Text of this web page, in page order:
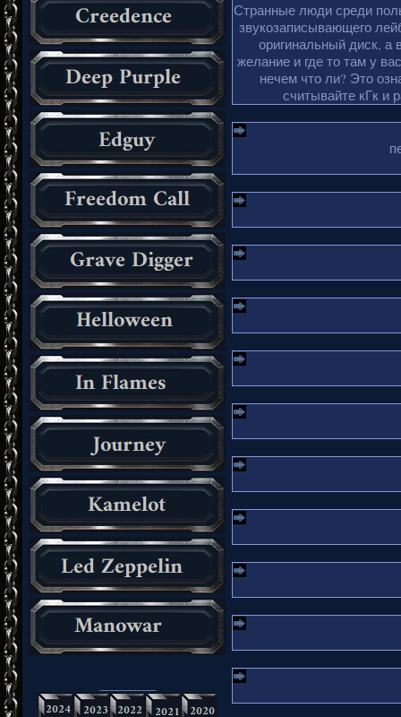
Странные люди среди
звукозаписывающего
оригинальный диск, а
желание и где то там у
нечем что ли? Это
считывайте кГк и